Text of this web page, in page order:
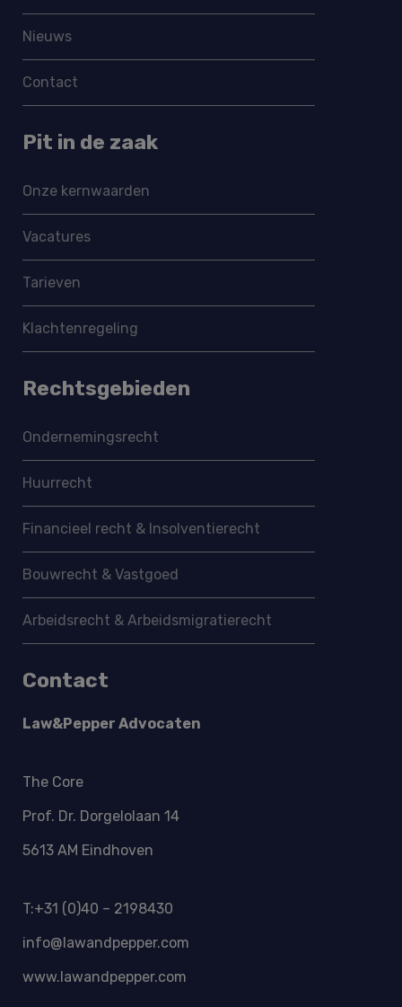
Nieuws
Contact
Pit in de zaak
Onze kernwaarden
Vacatures
Tarieven
Klachtenregeling
Rechtsgebieden
Ondernemings­recht
Huurrecht
Financieel recht & Insolventierecht
Bouwrecht & Vastgoed
Arbeidsrecht & Arbeidsmigratie­recht
Contact
Law&Pepper Advocaten
The Core
Prof. Dr. Dorgelolaan 14
5613 AM Eindhoven
T:+31 (0)40 – 2198430
info@lawandpepper.com
www.lawandpepper.com